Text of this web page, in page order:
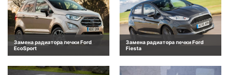
Замена радиатора печки Ford
EcoSport
Замена радиатора печки Ford
Fiesta